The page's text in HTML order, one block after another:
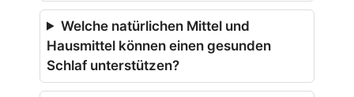
Welche natürlichen Mittel und
Hausmittel können einen gesunden
Schlaf unterstützen?